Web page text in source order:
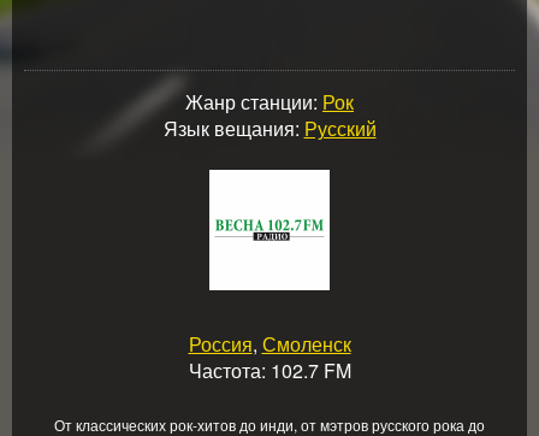
Жанр станции: Рок
Язык вещания: Русский
Россия, Смоленск
Частота: 102.7 FM
От классических рок-хитов до инди, от мэтров русского рока до